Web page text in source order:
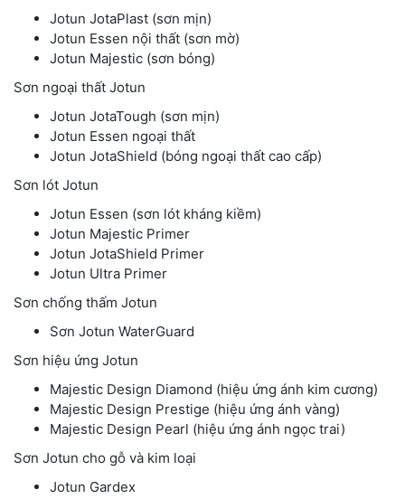
Jotun JotaPlast (sơn mịn)
Jotun Essen nội thất (sơn mờ)
Jotun Majestic (sơn bóng)
Sơn ngoại thất Jotun
Jotun JotaTough (sơn mịn)
Jotun Essen ngoại thất
Jotun JotaShield (bóng ngoại thất cao cấp)
Sơn lót Jotun
Jotun Essen (sơn lót kháng kiềm)
Jotun Majestic Primer
Jotun JotaShield Primer
Jotun Ultra Primer
Sơn chống thấm Jotun
Sơn Jotun WaterGuard
Sơn hiệu ứng Jotun
Majestic Design Diamond (hiệu ứng ánh kim cương)
Majestic Design Prestige (hiệu ứng ánh vàng)
Majestic Design Pearl (hiệu ứng ánh ngọc trai)
Sơn Jotun cho gỗ và kim loại
Jotun Gardex